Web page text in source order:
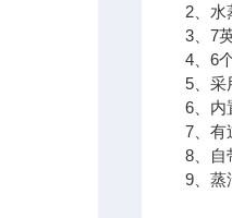
2、水
3、7
4、6
5、采
6、内
7、有
8、自
9、蒸